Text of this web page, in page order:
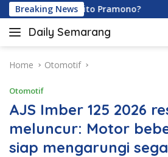
Skip
to
content
Breaking News
dan Ardhito Pramono?
Daily Semarang
"Semarang
Ini:
Terkini
untuk
Anda"
Home Otomotif
Otomotif
AJS Imber 125 2026
meluncur: Motor
siap mengarungi